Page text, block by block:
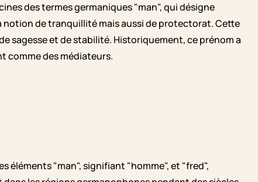
des termes germaniques "man", qui désigne
notion de tranquillité mais aussi de protectorat. Cette
sagesse et de stabilité. Historiquement, ce prénom a
comme des médiateurs.
éléments "man", signifiant "homme", et "fred",